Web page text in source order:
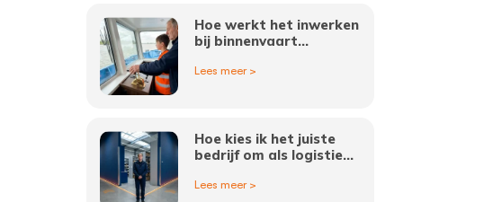
Hoe werkt het inwerken
bij binnenvaart
Lees meer >
Hoe kies ik het juiste
bedrijf om als logistiek
Amsterdam te werken?
Lees meer >